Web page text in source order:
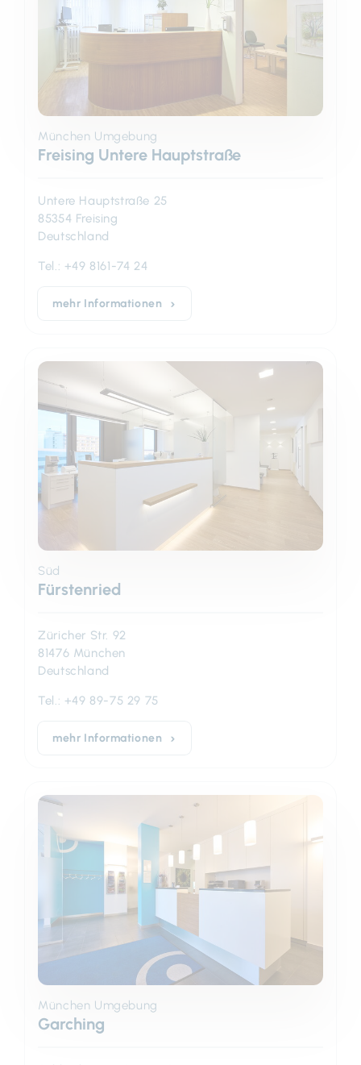
München Umgebung
Freising Untere Hauptstraße
Untere Hauptstraße 25
85354 Freising
Deutschland
Tel.: +49 8161-74 24
mehr Informationen
Süd
Fürstenried
Züricher Str. 92
81476 München
Deutschland
Tel.: +49 89-75 29 75
mehr Informationen
München Umgebung
Garching